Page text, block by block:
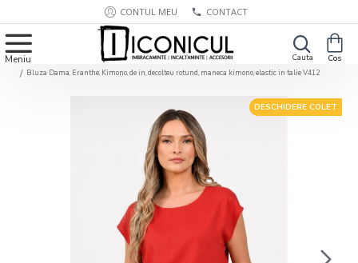
CONTUL MEU CONTACT
Bluza Dama, Eranthe, Kimono, de in, decolteu rotund, maneca kimono, elastic in talie V412
DESCHIDERE COLET